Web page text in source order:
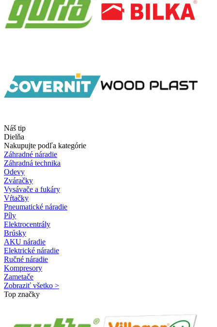
Náš tip
Dielňa
Nakupujte podľa kategórie
Záhradné náradie
Záhradná technika
Odevy
Zváračky
Vysávače a fukáry
Vŕtačky
Pneumatické náradie
Píly
Elektrocentrály
Brúsky
AKU náradie
Elektrické náradie
Ručné náradie
Kompresory
Zametače
Zobraziť všetko >
Top značky